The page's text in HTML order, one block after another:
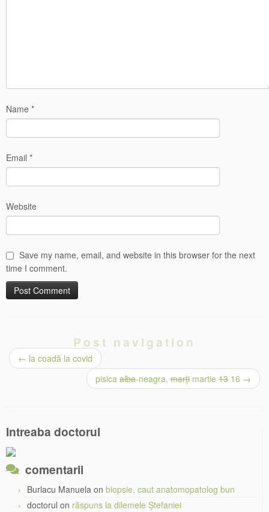
Name *
Email *
Website
Save my name, email, and website in this browser for the next
time I comment.
Post navigation
← la coadă la covid
pisica alba-neagra, marți martie 13 16 →
Intreaba doctorul
comentarii
Burlacu Manuela on biopsie, caut anatomopatolog bun
doctorul on răspuns la dilemele Ștefaniei